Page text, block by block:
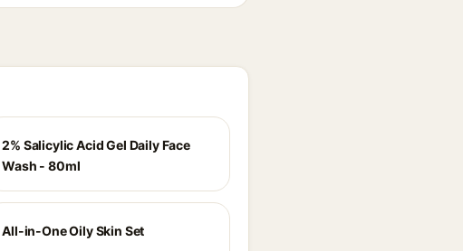
2% Salicylic Acid Gel Daily Face
Wash - 80ml
All-in-One Oily Skin Set